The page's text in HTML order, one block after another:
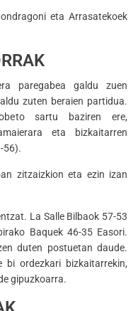
eta Arrasatekoek
paregabea galdu zuen
zuten beraien partidua.
sartu baziren ere,
eta bizkaitarren
56).
zitzaizkion eta ezin izan
La Salle Bilbaok 57-53
Baquek 46-35 Easori.
duten postuetan daude.
bi ordezkari bizkaitarrekin,
gipuzkoarra.